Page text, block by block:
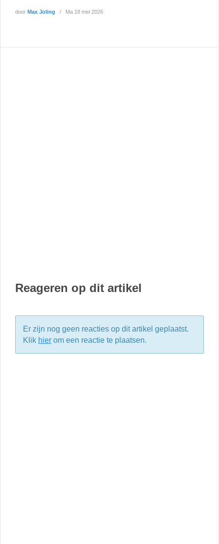
door Max Joling Ma 18 mei 2026
Reageren op dit artikel
Er zijn nog geen reacties op dit artikel geplaatst.
Klik hier om een reactie te plaatsen.